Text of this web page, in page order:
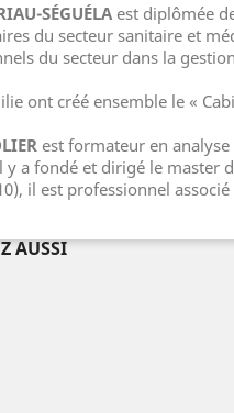
SÉGUÉLA est diplômée
du secteur sanitaire et
du secteur dans la
ont créé ensemble le «
est formateur en
y a fondé et dirigé le master
il est professionnel
AUSSI